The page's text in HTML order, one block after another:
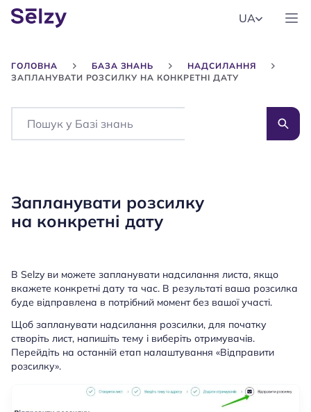
UA
ГОЛОВНА БАЗА ЗНАНЬ
НАДСИЛАННЯ
ЗАПЛАНУВАТИ РОЗСИЛКУ НА КОНКРЕТНІ ДАТУ
Search
Запланувати розсилку
на конкретні дату
В Selzy ви можете запланувати надсилання листа, якщо
вкажете конкретні дату та час. В результаті ваша розсилка
буде відправлена в потрібний момент без вашої участі.
Щоб запланувати надсилання розсилки, для початку
створіть лист, напишіть тему і виберіть отримувачів.
Перейдіть на останній етап налаштування «Відправити
розсилку».